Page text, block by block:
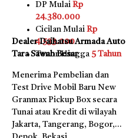
DP Mulai Rp
24.380.000
Cicilan Mulai Rp
4.533.000
Tenor Hingga 5 Tahun
Dealer Daihatsu Armada Auto
Tara Sawah Besar
Menerima Pembelian dan
Test Drive Mobil Baru New
Granmax Pickup Box secara
Tunai atau Kredit di wilayah
Jakarta, Tangerang, Bogor,